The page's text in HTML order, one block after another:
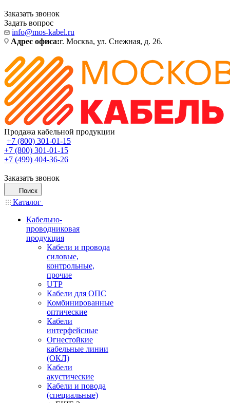
Заказать звонок
Задать вопрос
info@mos-kabel.ru
Адрес офиса:г. Москва, ул. Снежная, д. 26.
Продажа кабельной продукции
+7 (800) 301-01-15
+7 (800) 301-01-15
+7 (499) 404-36-26
Заказать звонок
Поиск
Каталог
Кабельно-
проводниковая
продукция
Кабели и провода
силовые,
контрольные,
прочие
UTP
Кабели для ОПС
Комбинированные
оптические
Кабели
интерфейсные
Огнестойкие
кабельные линии
(ОКЛ)
Кабели
акустические
Кабели и повода
(специальные)